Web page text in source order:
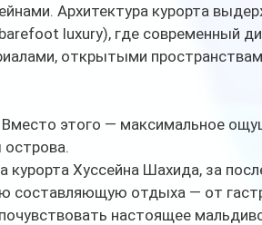
Архитектура курорта
luxury), где современный
открытыми
этого — максимальное
острова.
курорта Хуссейна Шахида, за
составляющую отдыха — от
настоящее